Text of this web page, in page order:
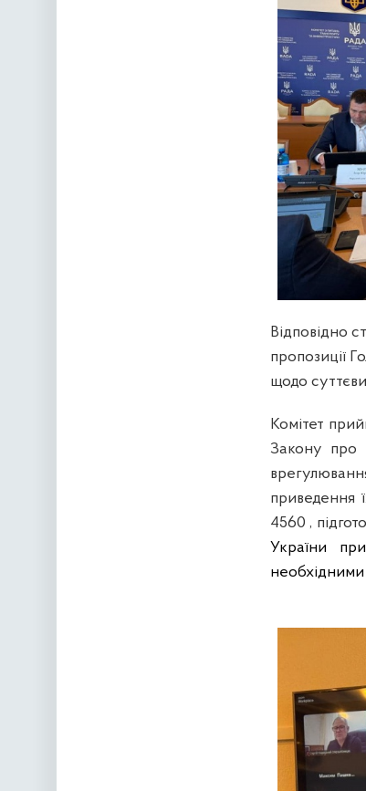
Відповідно
пропозиції
щодо
Комітет
Закону про
приведення
4560 ,
України